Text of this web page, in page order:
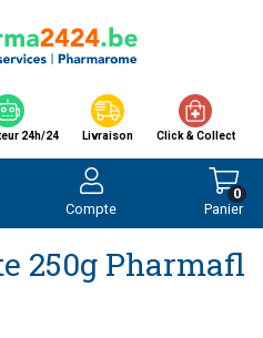
24h/24 Livraison Click & Collect
Compte Panier
0
250g Pharmafl